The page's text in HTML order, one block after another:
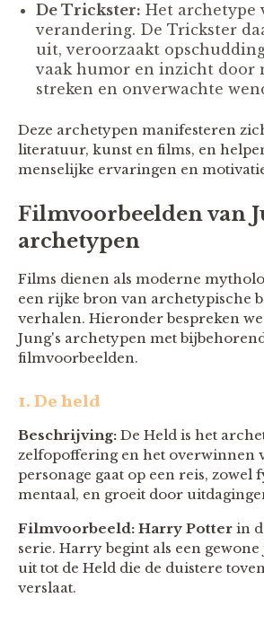
De Trickster: Het archetype
verandering. De Trickster
uit, veroorzaakt
vaak humor en inzicht door
streken en onverwachte
Deze archetypen manifesteren
literatuur, kunst en films, en
menselijke ervaringen en
Filmvoorbeelden van
archetypen
Films dienen als moderne
een rijke bron van archetypische
verhalen. Hieronder bespreken
Jung's archetypen met
filmvoorbeelden.
1. De held
Beschrijving: De Held is het
zelfopoffering en het overwinnen
personage gaat op een reis, zowel
mentaal, en groeit door
Filmvoorbeeld: Harry Potter in
serie. Harry begint als een
uit tot de Held die de duistere
verslaat.